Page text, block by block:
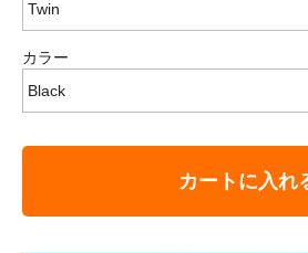
カラー
カートに入れ